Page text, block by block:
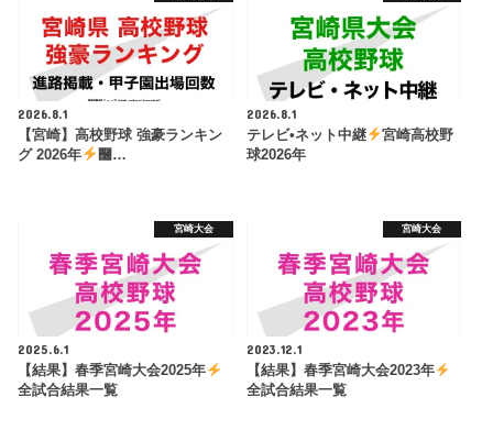
2026.8.1
【宮崎】高校野球 強豪ランキン
グ 2026年
࿠…
2026.8.1
テレビ•ネット中継
宮崎高校野
球2026年
宮崎大会
2025.6.1
【結果】春季宮崎大会2025年
全試合結果一覧
宮崎大会
2023.12.1
【結果】春季宮崎大会2023年
全試合結果一覧